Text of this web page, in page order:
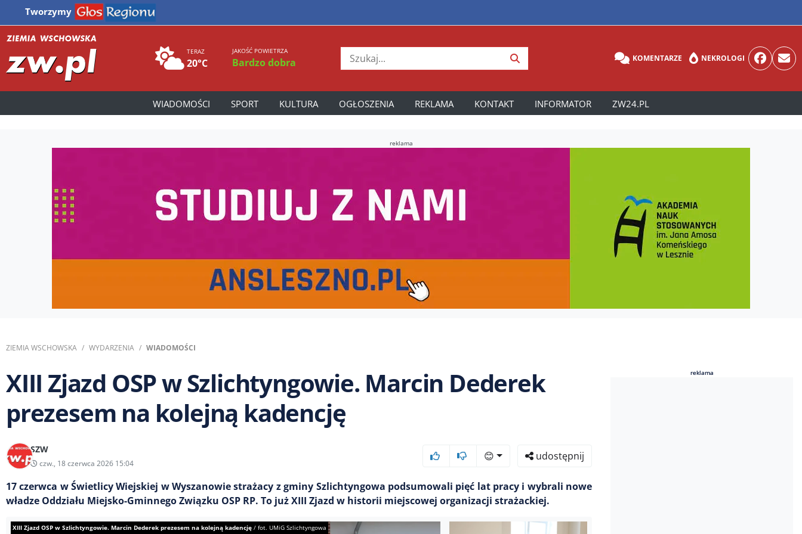
Tworzymy
TERAZ
20°C
JAKOŚĆ POWIETRZA
Bardzo dobra KOMENTARZE NEKROLOGI
WIADOMOŚCI SPORT KULTURA OGŁOSZENIA REKLAMA KONTAKT INFORMATOR ZW24.PL
reklama
ZIEMIA WSCHOWSKA WYDARZENIA WIADOMOŚCI
XIII Zjazd OSP w Szlichtyngowie. Marcin Dederek
prezesem na kolejną kadencję
SZW
czw., 18 czerwca 2026 15:04
😊 udostępnij
17 czerwca w Świetlicy Wiejskiej w Wyszanowie strażacy z gminy Szlichtyngowa podsumowali pięć lat pracy i wybrali nowe
władze Oddziału Miejsko-Gminnego Związku OSP RP. To już XIII Zjazd w historii miejscowej organizacji strażackiej.
XIII Zjazd OSP w Szlichtyngowie. Marcin Dederek prezesem na kolejną kadencję / fot. UMiG Szlichtyngowa
reklama
reklama